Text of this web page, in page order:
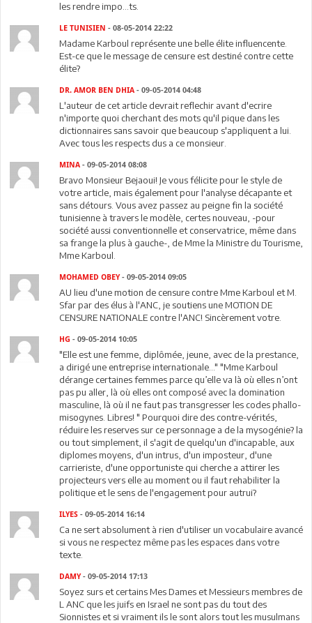
les rendre impo...ts.
LE TUNISIEN - 08-05-2014 22:22
Madame Karboul représente une belle élite influencente.
Est-ce que le message de censure est destiné contre cette
élite?
DR. AMOR BEN DHIA - 09-05-2014 04:48
L'auteur de cet article devrait reflechir avant d'ecrire
n'importe quoi cherchant des mots qu'il pique dans les
dictionnaires sans savoir que beaucoup s'appliquent a lui.
Avec tous les respects dus a ce monsieur.
MINA - 09-05-2014 08:08
Bravo Monsieur Bejaoui! Je vous félicite pour le style de
votre article, mais également pour l'analyse décapante et
sans détours. Vous avez passez au peigne fin la société
tunisienne à travers le modèle, certes nouveau, -pour
société aussi conventionnelle et conservatrice, même dans
sa frange la plus à gauche-, de Mme la Ministre du Tourisme,
Mme Karboul.
MOHAMED OBEY- 09-05-2014 09:05
AU lieu d'une motion de censure contre Mme Karboul et M.
Sfar par des élus à l'ANC, je soutiens une MOTION DE
CENSURE NATIONALE contre l'ANC! Sincèrement votre.
HG - 09-05-2014 10:05
"Elle est une femme, diplômée, jeune, avec de la prestance,
a dirigé une entreprise internationale..." "Mme Karboul
dérange certaines femmes parce qu’elle va là où elles n’ont
pas pu aller, là où elles ont composé avec la domination
masculine, là où il ne faut pas transgresser les codes phallo-
misogynes. Libres! " Pourquoi dire des contre-vérités,
réduire les reserves sur ce personnage a de la mysogénie? la
ou tout simplement, il s'agit de quelqu'un d'incapable, aux
diplomes moyens, d'un intrus, d'un imposteur, d'une
carrieriste, d'une opportuniste qui cherche a attirer les
projecteurs vers elle au moment ou il faut rehabiliter la
politique et le sens de l'engagement pour autrui?
ILYES - 09-05-2014 16:14
Ca ne sert absolument à rien d'utiliser un vocabulaire avancé
si vous ne respectez même pas les espaces dans votre
texte.
DAMY- 09-05-2014 17:13
Soyez surs et certains Mes Dames et Messieurs membres de
L ANC que les juifs en Israel ne sont pas du tout des
Sionnistes et si vraiment ils le sont alors tout les musulmans